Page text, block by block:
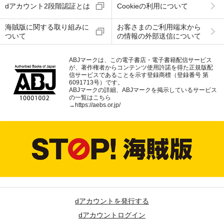
dアカウント2段階認証とは Cookieの利用について
海賊版に関する取り組みに
ついて
お客さまのご利用端末から
の情報の外部送信について
ABJマークは、この電子書店・電子書籍配信サービス
が、著作権者からコンテンツ使用許諾を得た正規版配
信サービスであることを示す登録商標（登録番号 第
6091713号）です。
ABJマークの詳細、ABJマークを掲示しているサービス
の一覧はこちら
→ https://aebs.or.jp/
dアカウントを発行する
dアカウントログイン